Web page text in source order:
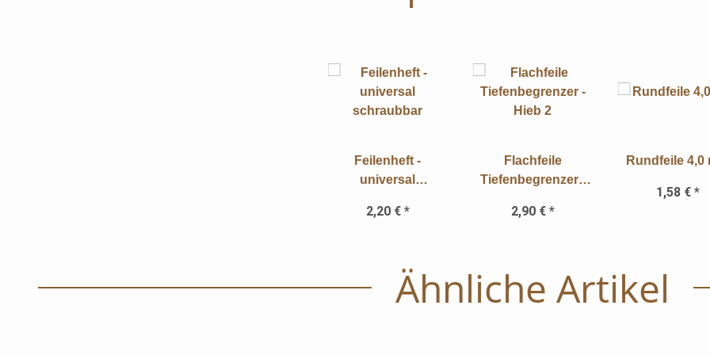
Feilenheft -
universal
2,20 € *
Flachfeile
Tiefenbegrenzer -
2,90 € *
Rundfeile 4,0
1,58 € *
Ähnliche Artikel